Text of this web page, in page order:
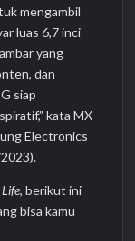
mengambil
luas 6,7 inci
yang
dan
siap
kata MX
Electronics
, berikut ini
bisa kamu